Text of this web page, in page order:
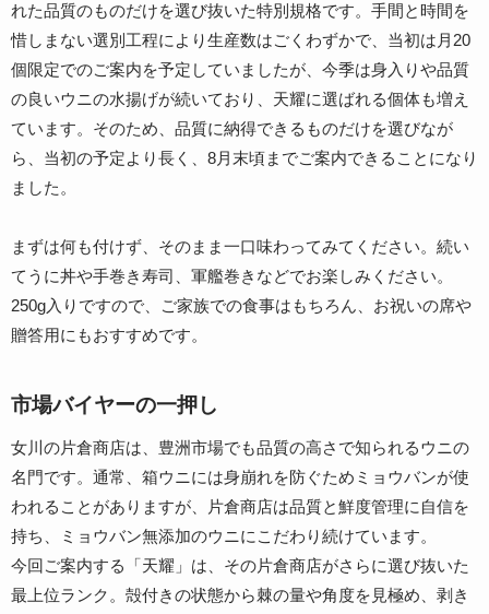
れた品質のものだけを選び抜いた特別規格です。手間と時間を
惜しまない選別工程により生産数はごくわずかで、当初は月20
個限定でのご案内を予定していましたが、今季は身入りや品質
の良いウニの水揚げが続いており、天耀に選ばれる個体も増え
ています。そのため、品質に納得できるものだけを選びなが
ら、当初の予定より長く、8月末頃までご案内できることになり
ました。
まずは何も付けず、そのまま一口味わってみてください。続い
てうに丼や手巻き寿司、軍艦巻きなどでお楽しみください。
250g入りですので、ご家族での食事はもちろん、お祝いの席や
贈答用にもおすすめです。
市場バイヤーの一押し
女川の片倉商店は、豊洲市場でも品質の高さで知られるウニの
名門です。通常、箱ウニには身崩れを防ぐためミョウバンが使
われることがありますが、片倉商店は品質と鮮度管理に自信を
持ち、ミョウバン無添加のウニにこだわり続けています。
今回ご案内する「天耀」は、その片倉商店がさらに選び抜いた
最上位ランク。殻付きの状態から棘の量や角度を見極め、剥き